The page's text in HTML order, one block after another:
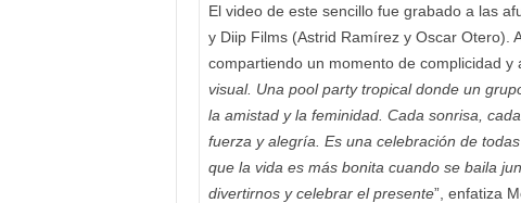
El video de este sencillo fue grabado a las
y Diip Films (Astrid Ramírez y Oscar Otero).
compartiendo un momento de complicidad y
visual. Una pool party tropical donde un
la amistad y la feminidad. Cada sonrisa,
fuerza y alegría. Es una celebración de
que la vida es más bonita cuando se baila
divertirnos y celebrar el presente”, enfatiza